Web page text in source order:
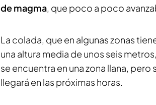
de magma, que poco a poco
La colada, que en algunas zonas
una altura media de unos seis metros,
se encuentra en una zona llana,
llegará en las próximas horas.